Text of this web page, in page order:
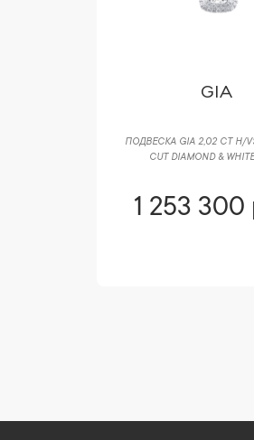
GIA
ПОДВЕСКА GIA 2,02 CT H/
CUT DIAMOND &
1 253 300